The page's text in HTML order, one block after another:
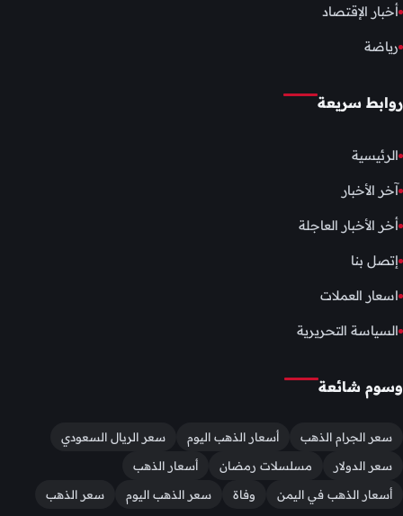
أخبار الإقتصاد
رياضة
روابط سريعة
الرئيسية
آخر الأخبار
أخر الأخبار العاجلة
إتصل بنا
اسعار العملات
السياسة التحريرية
وسوم شائعة
سعر الجرام الذهب أسعار الذهب اليوم
سعر الريال السعودي
سعر الدولار
مسلسلات رمضان
أسعار الذهب
أسعار الذهب في اليمن
وفاة سعر الذهب اليوم سعر الذهب